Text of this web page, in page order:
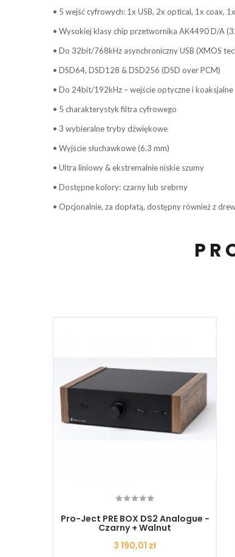
• 5 wejść cyfrowych: 1x USB, 2x optical, 1x coax,
• Wysokiej klasy chip przetwornika AK4490 D/A
• Do 32bit/768kHz asynchroniczny USB (XMOS
• DSD64, DSD128 & DSD256 (DSD over PCM)
• Do 24bit/192kHz – wejście optyczne i koaksjalne
• 5 charakterystyk filtra cyfrowego
• 3 wybieralne tryby dźwiękowe
• Wyjście słuchawkowe (6.3 mm)
• Ultra liniowy & ekstremalnie niskie szumy
• Dostępne kolory: czarny lub srebrny
• Opcjonalnie, za dopłatą, dostępny również z
Pro-Ject PRE BOX DS2 Analogue -
Czarny + Walnut
Cena
3 190,01 zł